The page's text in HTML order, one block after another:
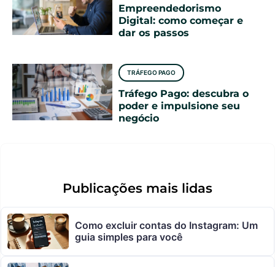
Empreendedorismo
Digital: como começar e
dar os passos
TRÁFEGO PAGO
Tráfego Pago: descubra o
poder e impulsione seu
negócio
Publicações mais lidas
Como excluir contas do Instagram: Um
guia simples para você